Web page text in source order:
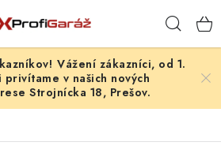
Vážení zákazníci, od 1.
v našich nových
Strojnícka 18, Prešov.